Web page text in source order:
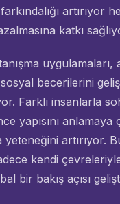
artırıyor
katkı
uygulamaları,
sosyal becerilerini
Farklı insanlarla
yapısını anlamaya
artırıyor.
kendi çevreleriyle
bir bakış açısı